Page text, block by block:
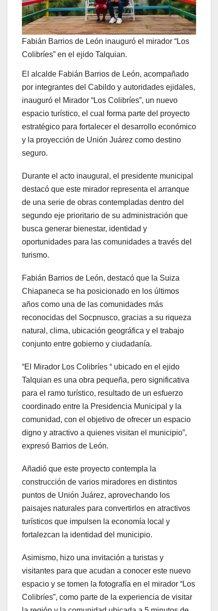
Fabián Barrios de León inauguró el mirador “Los
Colibríes” en el ejido Talquian.
El alcalde Fabián Barrios de León, acompañado
por integrantes del Cabildo y autoridades ejidales,
inauguró el Mirador “Los Colibríes”, un nuevo
espacio turístico, el cual forma parte del proyecto
estratégico para fortalecer el desarrollo económico
y la proyección de Unión Juárez como destino
seguro.
Durante el acto inaugural, el presidente municipal
destacó que este mirador representa el arranque
de una serie de obras contempladas dentro del
segundo eje prioritario de su administración que
busca generar bienestar, identidad y
oportunidades para las comunidades a través del
turismo.
Fabián Barrios de León, destacó que la Suiza
Chiapaneca se ha posicionado en los últimos
años como una de las comunidades más
reconocidas del Socpnusco, gracias a su riqueza
natural, clima, ubicación geográfica y el trabajo
conjunto entre gobierno y ciudadanía.
“El Mirador Los Colibríes “ ubicado en el ejido
Talquian es una obra pequeña, pero significativa
para el ramo turístico, resultado de un esfuerzo
coordinado entre la Presidencia Municipal y la
comunidad, con el objetivo de ofrecer un espacio
digno y atractivo a quienes visitan el municipio”,
expresó Barrios de León.
Añadió que este proyecto contempla la
construcción de varios miradores en distintos
puntos de Unión Juárez, aprovechando los
paisajes naturales para convertirlos en atractivos
turísticos que impulsen la economía local y
fortalezcan la identidad del municipio.
Asimismo, hizo una invitación a turistas y
visitantes para que acudan a conocer este nuevo
espacio y se tomen la fotografía en el mirador “Los
Colibríes”, como parte de la experiencia de visitar